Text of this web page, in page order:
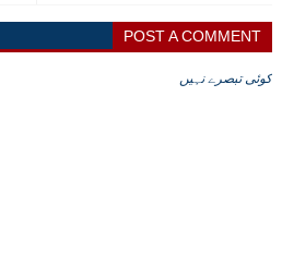
POST A COMMENT
کوئی تبصرے نہیں